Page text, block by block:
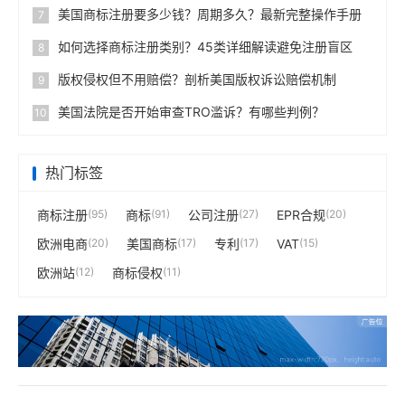
7 美国商标注册要多少钱？周期多久？最新完整操作手册
8 如何选择商标注册类别？45类详细解读避免注册盲区
9 版权侵权但不用赔偿？剖析美国版权诉讼赔偿机制
10 美国法院是否开始审查TRO滥诉？有哪些判例？
热门标签
商标注册(95) 商标(91) 公司注册(27) EPR合规(20)
欧洲电商(20) 美国商标(17) 专利(17) VAT(15)
欧洲站(12) 商标侵权(11)